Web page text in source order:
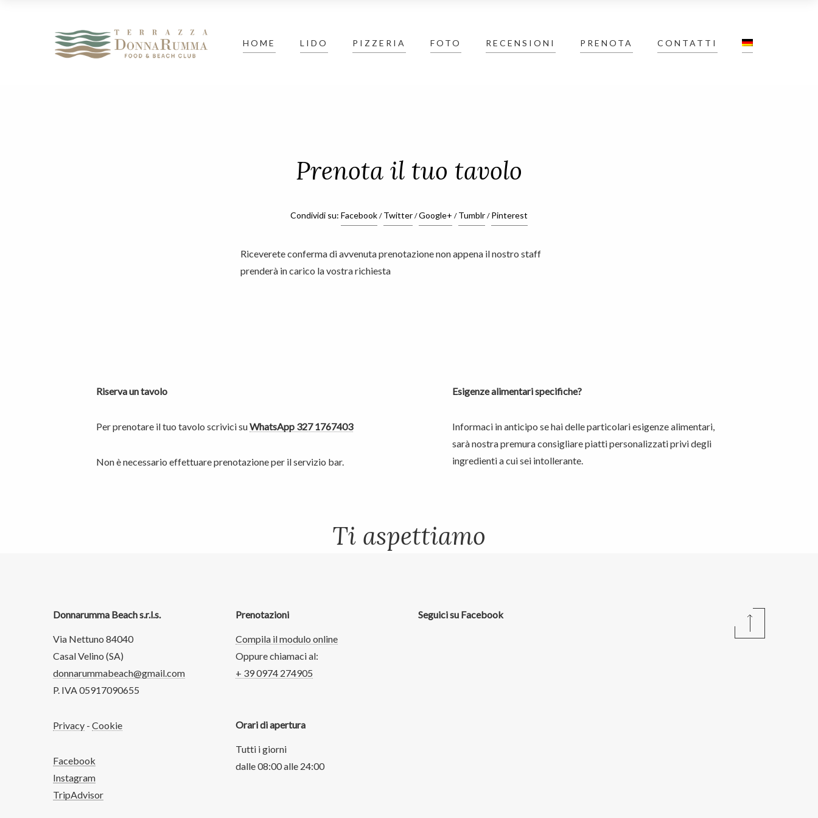
HOME LIDO PIZZERIA FOTO RECENSIONI PRENOTA CONTATTI
Prenota
Prenota il tuo tavolo
Condividi su: Facebook Twitter Google+ Tumblr Pinterest
Riceverete conferma di avvenuta prenotazione non appena il nostro staff
prenderà in carico la vostra richiesta
Riserva un tavolo
Per prenotare il tuo tavolo scrivici suWhatsApp 327 1767403
Non è necessario effettuare prenotazione per il servizio bar.
Esigenze alimentari specifiche?
Informaci in anticipo se hai delle particolari esigenze alimentari,
sarà nostra premura consigliare piatti personalizzati privi degli
ingredienti a cui sei intollerante.
Ti aspettiamo
Donnarumma Beach s.r.l.s.
Via Nettuno 84040
Casal Velino (SA)
donnarummabeach@gmail.com
P. IVA 05917090655
Privacy - Cookie
Facebook
Instagram
TripAdvisor
Prenotazioni
Compila il modulo online
Oppure chiamaci al:
+ 39 0974 274905
Orari di apertura
Tutti i giorni
dalle 08:00 alle 24:00
Seguici su Facebook